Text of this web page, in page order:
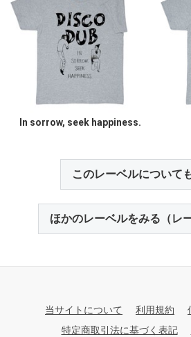
In sorrow, seek happiness.
このレーベルについて
ほかのレーベルをみる（レ
当サイトについて 利用規約
特定商取引法に基づく表記